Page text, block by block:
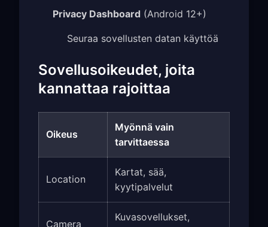
Privacy Dashboard (Android 12+)
Seuraa sovellusten datan käyttöä
Sovellusoikeudet, joita
kannattaa rajoittaa
Oikeus
Myönnä vain
tarvittaessa
Location
Kartat, sää,
kyytipalvelut
Camera
Kuvasovellukset,